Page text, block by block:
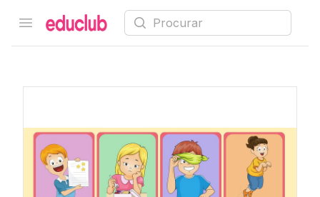
Open menu
Educlub Procurar